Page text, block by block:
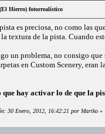
Hierro) fotorrealístico
es preciosa, no como las
textura de la pista. Cuando
un problema, no consigo
en Custom Scenery, eran
que hay activar lo de que la
30 Enero, 2012, 16:42:21 por Martko »